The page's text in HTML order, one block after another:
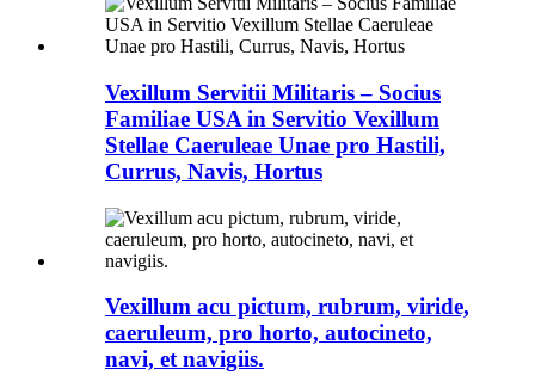
Vexillum Servitii Militaris – Socius
Familiae USA in Servitio Vexillum
Stellae Caeruleae Unae pro Hastili,
Currus, Navis, Hortus
Vexillum acu pictum, rubrum, viride,
caeruleum, pro horto, autocineto,
navi, et navigiis.